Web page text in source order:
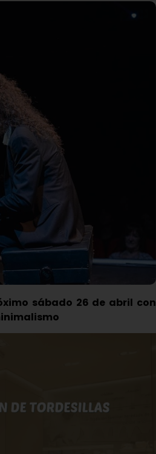
sábado 26 de abril con